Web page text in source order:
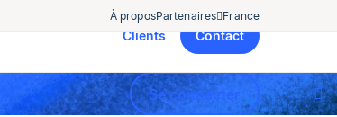
À proposPartenaires France
Clients Contact
Se connecter